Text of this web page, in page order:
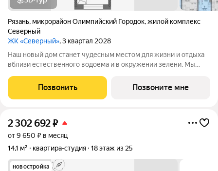
Рязань, микрорайон Олимпийский Городок,жилой комплекс
Северный
ЖК «Северный», 3 квартал 2028
Наш новый дом станет чудесным местом для жизни и отдыха
вблизи естественного водоема и в окружении зелени. Мы
небольших студий, в которых можно начать свою
студенческую самостоятельную жизнь до
Позвонить Позвоните мне
2 302 692₽
от 9 650 ₽ в месяц
14,1 м²
квартира-студия 18 этаж из 25
новостройка